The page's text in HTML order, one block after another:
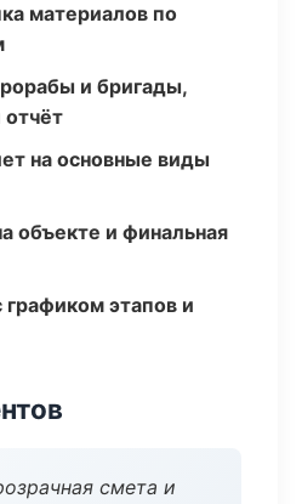
материалов по
и бригады,
на основные виды
объекте и финальная
этапов и
смета и